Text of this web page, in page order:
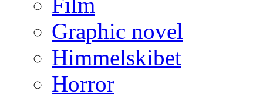
Graphic novel
Himmelskibet
Horror